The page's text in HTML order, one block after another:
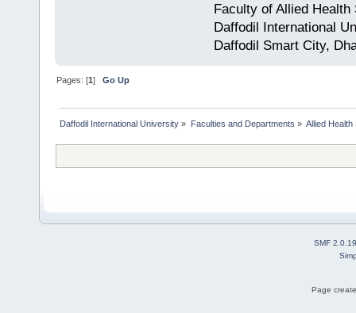
Faculty of Allied Health
Daffodil International
Daffodil Smart City,
Pages: [1]Go Up
Daffodil International University » Faculties and Departments » Allied Health
SMF 2.0.19
Page